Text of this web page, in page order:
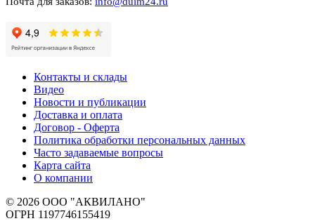
Контакты и склады
Видео
Новости и публикации
Доставка и оплата
Договор - Оферта
Политика обработки персональных данных
Часто задаваемые вопросы
Карта сайта
О компании
© 2026 ООО "АКВИЛАНО"
ОГРН 1197746155419